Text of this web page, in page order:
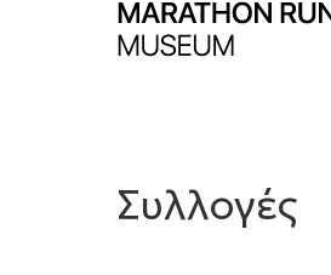
Συλλογές